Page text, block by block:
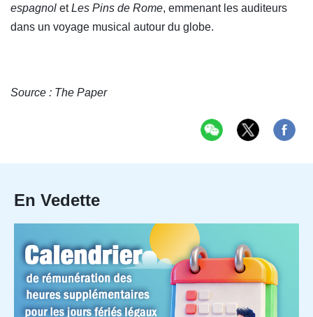
espagnol etLes Pins de Rome, emmenant les auditeurs
dans un voyage musical autour du globe.
Source : The Paper
En Vedette